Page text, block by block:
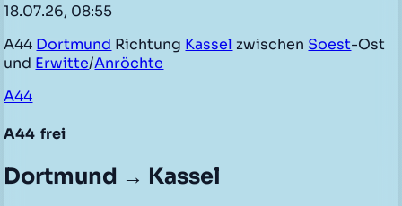
18.07.26, 08:55
A44 Dortmund Richtung Kassel zwischen Soest-Ost
und Erwitte/Anröchte
A44
A44 frei
Dortmund → Kassel